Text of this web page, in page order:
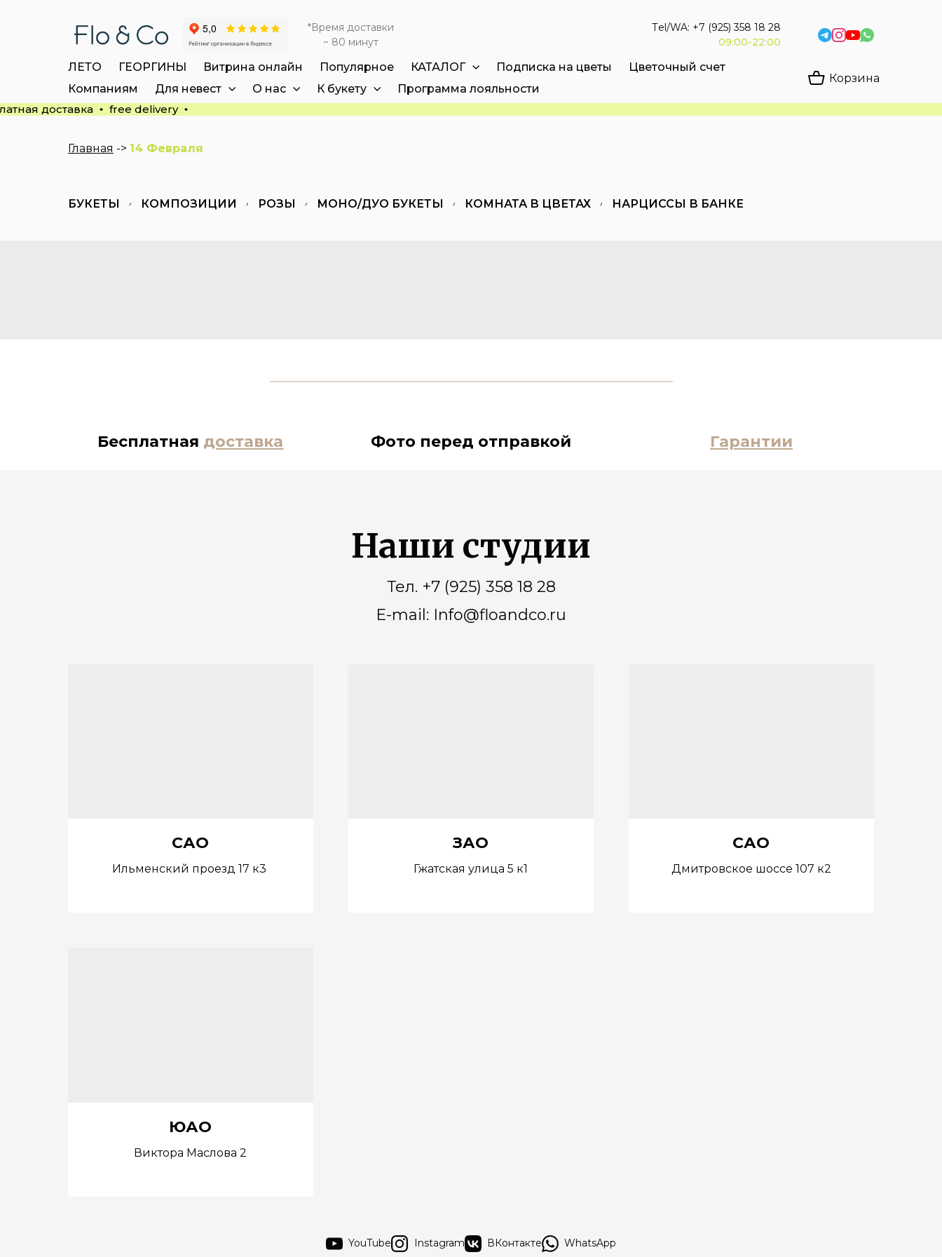
*Время доставки
~ 80 минут
Тel/WA: +7 (925) 358 18 28
09:00-22:00
ЛЕТО ГЕОРГИНЫ Витрина онлайн Популярное КАТАЛОГ Подписка на цветы
Цветочный счет
Компаниям
Для невест О нас К букету Программа лояльности
Корзина
доставка free delivery
Главная -> 14 Февраля
БУКЕТЫ КОМПОЗИЦИИ РОЗЫ МОНО/ДУО БУКЕТЫ КОМНАТА В ЦВЕТАХ НАРЦИССЫ В БАНКЕ
Бесплатная доставка Фото перед отправкой Гарантии
Наши студии
Тел. +7 (925) 358 18 28
E-mail: Info@floandco.ru
САО
Ильменский проезд 17 к3
ЗАО
Гжатская улица 5 к1
САО
Дмитровское шоссе 107 к2
ЮАО
Виктора Маслова 2
YouTube Instagram ВКонтакте WhatsApp